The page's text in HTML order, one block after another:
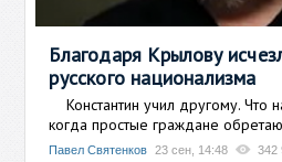
Благодаря Крылову
русского национализма
Константин учил другому. Что
когда простые граждане
Павел Святенков 23 сен, 14:48 342